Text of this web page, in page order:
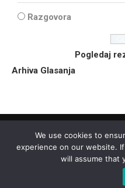
Razgovora
Pogledaj
Arhiva Glasanja
2025 - © - Ozon
We use cookies to
experience on our website.
will assume that